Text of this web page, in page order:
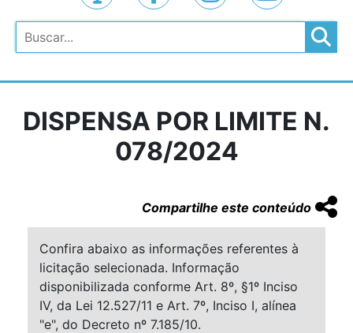
Pesquisar
DISPENSA POR LIMITE N.
078/2024
Compartilhe este conteúdo
Confira abaixo as informações referentes à
licitação selecionada. Informação
disponibilizada conforme Art. 8º, §1º Inciso
IV, da Lei 12.527/11 e Art. 7º, Inciso I, alínea
"e", do Decreto nº 7.185/10.